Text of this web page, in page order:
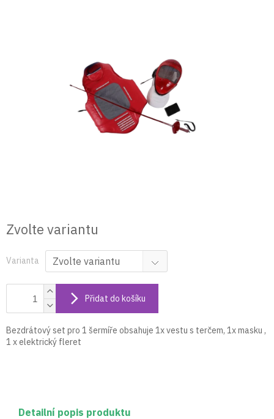
Zvolte variantu
Varianta
Přidat do košíku
Bezdrátový set pro 1 šermíře obsahuje 1x vestu s terčem, 1x masku ,
1 x elektrický fleret
Detailní popis produktu